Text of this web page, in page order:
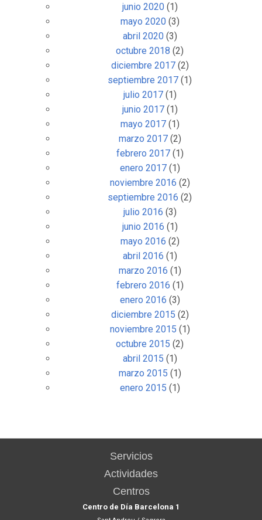
junio 2020(1)
mayo 2020(3)
abril 2020(3)
octubre 2018 (2)
diciembre 2017(2)
septiembre 2017 (1)
julio 2017(1)
junio 2017(1)
mayo 2017(1)
marzo 2017(2)
febrero 2017(1)
enero 2017(1)
noviembre 2016 (2)
septiembre 2016 (2)
julio 2016 (3)
junio 2016 (1)
mayo 2016 (2)
abril 2016 (1)
marzo 2016 (1)
febrero 2016 (1)
enero 2016 (3)
diciembre 2015 (2)
noviembre 2015 (1)
octubre 2015 (2)
abril 2015 (1)
marzo 2015 (1)
enero 2015 (1)
Servicios
Actividades
Centros
Centro de Día Barcelona 1